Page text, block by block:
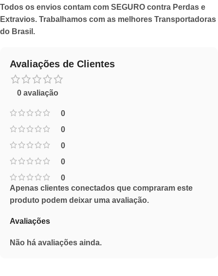
Todos os envios contam com SEGURO contra Perdas e
Extravios. Trabalhamos com as melhores Transportadoras
do Brasil.
Avaliações de Clientes
0 avaliação
0
0
0
0
0
Avaliações
Não há avaliações ainda.
Apenas clientes conectados que compraram este
produto podem deixar uma avaliação.